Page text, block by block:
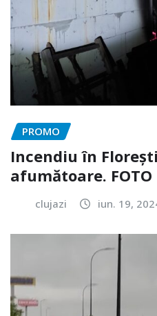
PROMO
Incendiu în
afumătoare. FOTO
clujazi iun. 19,